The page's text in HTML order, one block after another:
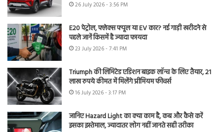
26 July 2026 - 3:56 PM
E20 पेट्रोल, फ्लेक्स फ्यूल या EV कार? नई गाड़ी खरीदने से
पहले जानें किसमें है ज्यादा फायदा
23 July 2026 - 7:41 PM
Triumph की लिमिटेड एडिशन बाइक लॉन्च के लिए तैयार, 21
लाख रुपये कीमत में मिलेंगे प्रीमियम फीचर्स
16 July 2026 - 3:17 PM
जानिए Hazard Light का क्या काम है, कब और कैसे करें
इसका इस्तेमाल, ज्यादातर लोग नहीं जानते सही तरीका